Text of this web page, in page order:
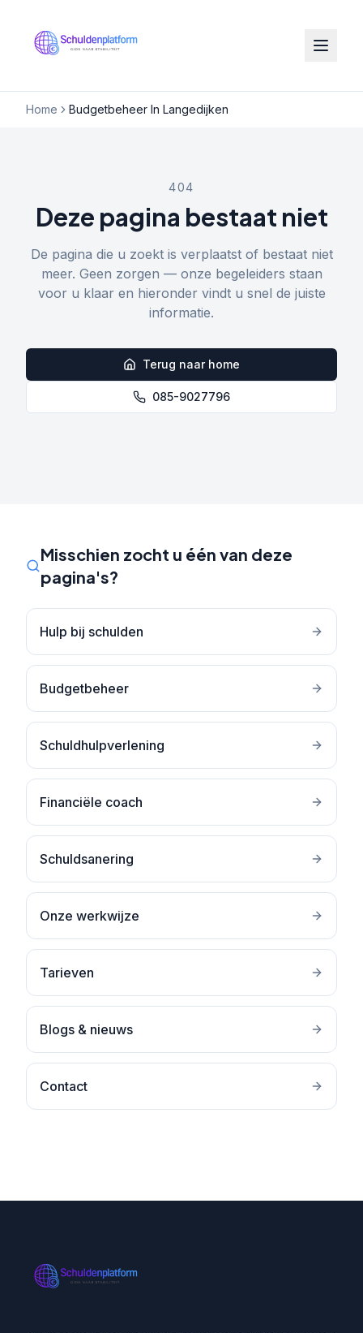
Home Budgetbeheer In Langedijken
404
Deze pagina bestaat niet
De pagina die u zoekt is verplaatst of bestaat niet
meer. Geen zorgen — onze begeleiders staan
voor u klaar en hieronder vindt u snel de juiste
informatie.
Terug naar home
085-9027796
Misschien zocht u één van deze
pagina's?
Hulp bij schulden
Budgetbeheer
Schuldhulpverlening
Financiële coach
Schuldsanering
Onze werkwijze
Tarieven
Blogs & nieuws
Contact